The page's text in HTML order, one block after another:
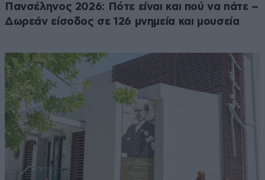
Πανσέληνος 2026: Πότε είναι και πού να πάτε –
Δωρεάν είσοδος σε 126 μνημεία και μουσεία